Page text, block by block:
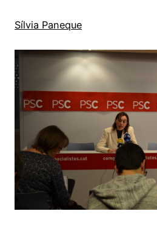
Sílvia Paneque